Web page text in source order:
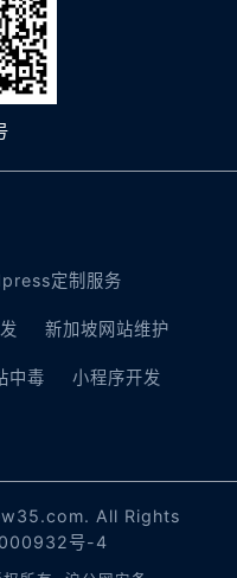
定制服务
新加坡网站维护
中毒 小程序开发
All Rights
号-4